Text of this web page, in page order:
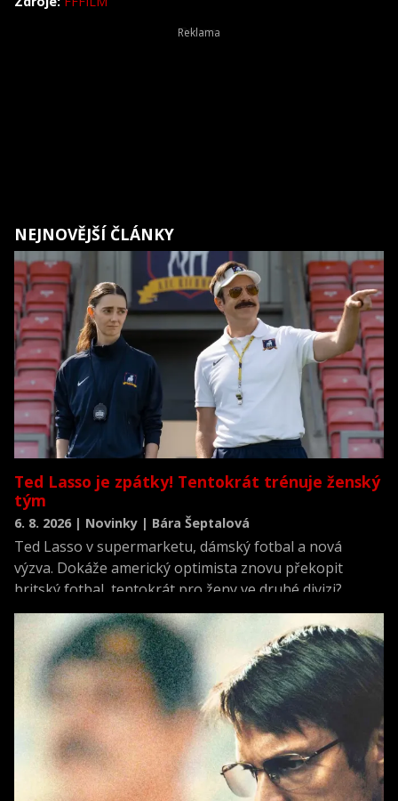
NEJNOVĚJŠÍ ČLÁNKY
Ted Lasso je zpátky! Tentokrát trénuje ženský
tým
6. 8. 2026 | Novinky | Bára Šeptalová
Ted Lasso v supermarketu, dámský fotbal a nová
výzva. Dokáže americký optimista znovu překopit
britský fotbal, tentokrát pro ženy ve druhé divizi?